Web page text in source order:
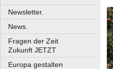
Newsletter.
News.
Fragen der Zeit
Zukunft JETZT
Europa gestalten